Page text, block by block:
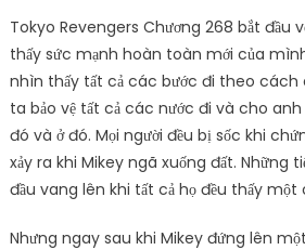
Tokyo Revengers Chương 268 bắt đầu
thấy sức mạnh hoàn toàn mới của
nhìn thấy tất cả các bước đi theo cách
ta bảo vệ tất cả các nước đi và cho
đó và ở đó. Mọi người đều bị sốc khi
xảy ra khi Mikey ngã xuống đất. Những
đầu vang lên khi tất cả họ đều thấy một
Nhưng ngay sau khi Mikey đứng lên